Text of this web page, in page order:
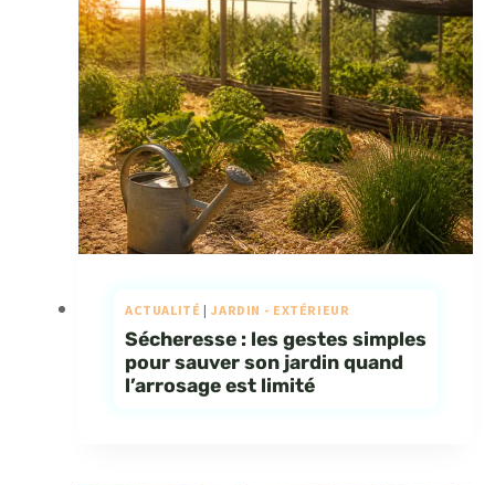
ACTUALITÉ | JARDIN - EXTÉRIEUR
Sécheresse : les gestes simples
pour sauver son jardin quand
l’arrosage est limité